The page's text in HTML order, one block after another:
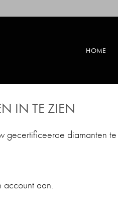
HOME
IN TE ZIEN
gecertificeerde diamanten
account aan.